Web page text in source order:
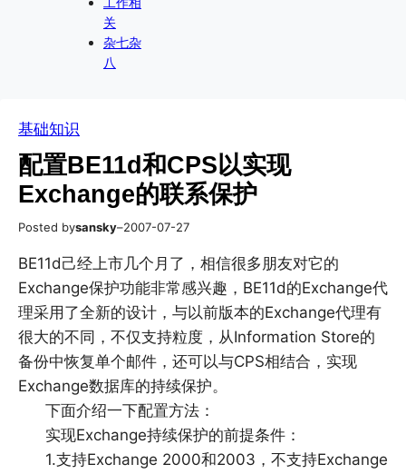
关
杂七杂
八
基础知识
配置BE11d和CPS以实现
Exchange的联系保护
Posted bysansky–2007-07-27
BE11d己经上市几个月了，相信很多朋友对它的
Exchange保护功能非常感兴趣，BE11d的Exchange代
理采用了全新的设计，与以前版本的Exchange代理有
很大的不同，不仅支持粒度，从Information Store的
备份中恢复单个邮件，还可以与CPS相结合，实现
Exchange数据库的持续保护。
下面介绍一下配置方法：
实现Exchange持续保护的前提条件：
1.支持Exchange 2000和2003，不支持Exchange